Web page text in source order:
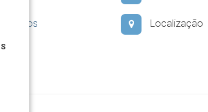
eventos Localização